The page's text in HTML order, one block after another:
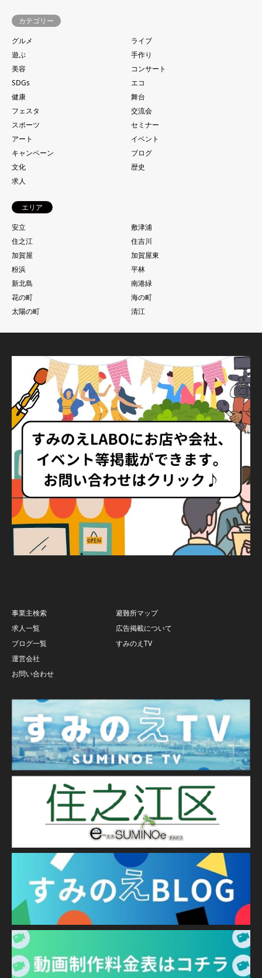
カテゴリー
グルメ
ライブ
遊ぶ
手作り
美容
コンサート
SDGs
エコ
健康
舞台
フェスタ
交流会
スポーツ
セミナー
アート
イベント
キャンペーン
ブログ
文化
歴史
求人
エリア
安立
敷津浦
住之江
住吉川
加賀屋
加賀屋東
粉浜
平林
新北島
南港緑
花の町
海の町
太陽の町
清江
事業主検索
避難所マップ
求人一覧
広告掲載について
ブログ一覧
すみのえTV
運営会社
お問い合わせ